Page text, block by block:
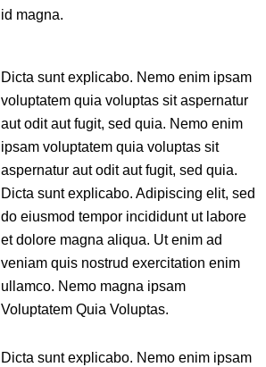
id magna.
Dicta sunt explicabo. Nemo enim ipsam
voluptatem quia voluptas sit aspernatur
aut odit aut fugit, sed quia. Nemo enim
ipsam voluptatem quia voluptas sit
aspernatur aut odit aut fugit, sed quia.
Dicta sunt explicabo. Adipiscing elit, sed
do eiusmod tempor incididunt ut labore
et dolore magna aliqua. Ut enim ad
veniam quis nostrud exercitation enim
ullamco. Nemo magna ipsam
Voluptatem Quia Voluptas.
Dicta sunt explicabo. Nemo enim ipsam